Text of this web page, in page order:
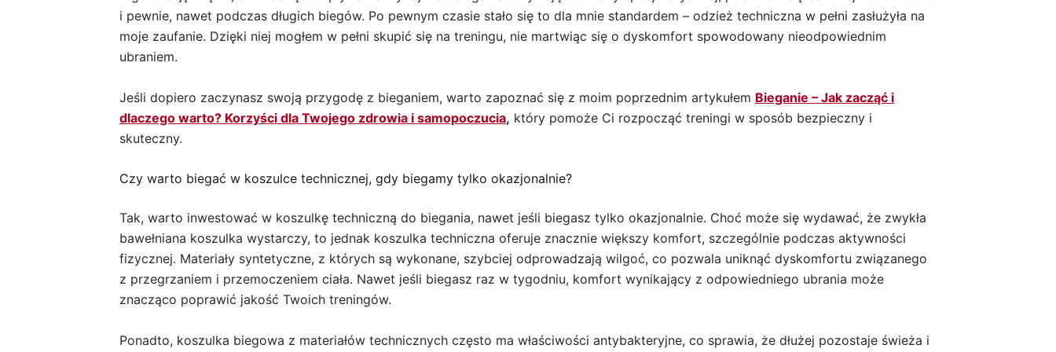
i pewnie, nawet podczas długich biegów. Po pewnym czasie stało się to dla mnie standardem – odzież techniczna w pełni zasłużyła na
moje zaufanie. Dzięki niej mogłem w pełni skupić się na treningu, nie martwiąc się o dyskomfort spowodowany nieodpowiednim
ubraniem.
Jeśli dopiero zaczynasz swoją przygodę z bieganiem, warto zapoznać się z moim poprzednim artykułem Bieganie – Jak zacząć i
dlaczego warto? Korzyści dla Twojego zdrowia i samopoczucia, który pomoże Ci rozpocząć treningi w sposób bezpieczny i
skuteczny.
Czy warto biegać w koszulce technicznej, gdy biegamy tylko okazjonalnie?
Tak, warto inwestować w koszulkę techniczną do biegania, nawet jeśli biegasz tylko okazjonalnie. Choć może się wydawać, że zwykła
bawełniana koszulka wystarczy, to jednak koszulka techniczna oferuje znacznie większy komfort, szczególnie podczas aktywności
fizycznej. Materiały syntetyczne, z których są wykonane, szybciej odprowadzają wilgoć, co pozwala uniknąć dyskomfortu związanego
z przegrzaniem i przemoczeniem ciała. Nawet jeśli biegasz raz w tygodniu, komfort wynikający z odpowiedniego ubrania może
znacząco poprawić jakość Twoich treningów.
Ponadto, koszulka biegowa z materiałów technicznych często ma właściwości antybakteryjne, co sprawia, że dłużej pozostaje świeża i